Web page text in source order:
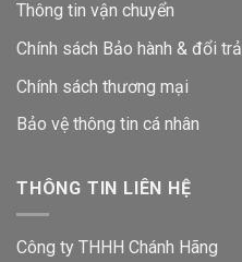
Thông tin vận chuyển
Chính sách Bảo hành & đổi trả
Chính sách thương mại
Bảo vệ thông tin cá nhân
THÔNG TIN LIÊN HỆ
Công ty THHH Chánh Hãng